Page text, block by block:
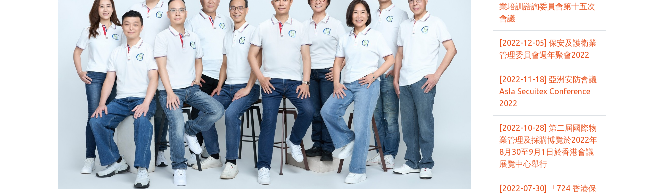
業培訓諮詢委員會第十五次
會議
[2022-12-05] 保安及護衛業
管理委員會週年聚會2022
[2022-11-18] 亞洲安防會議
AsIa Secuitex Conference
2022
[2022-10-28] 第二屆國際物
業管理及採購博覽於2022年
8月30至9月1日於香港會議
展覽中心舉行
[2022-07-30] 「724 香港保